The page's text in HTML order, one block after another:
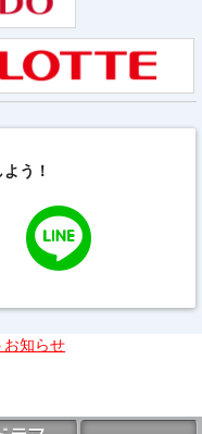
う！
お知らせ